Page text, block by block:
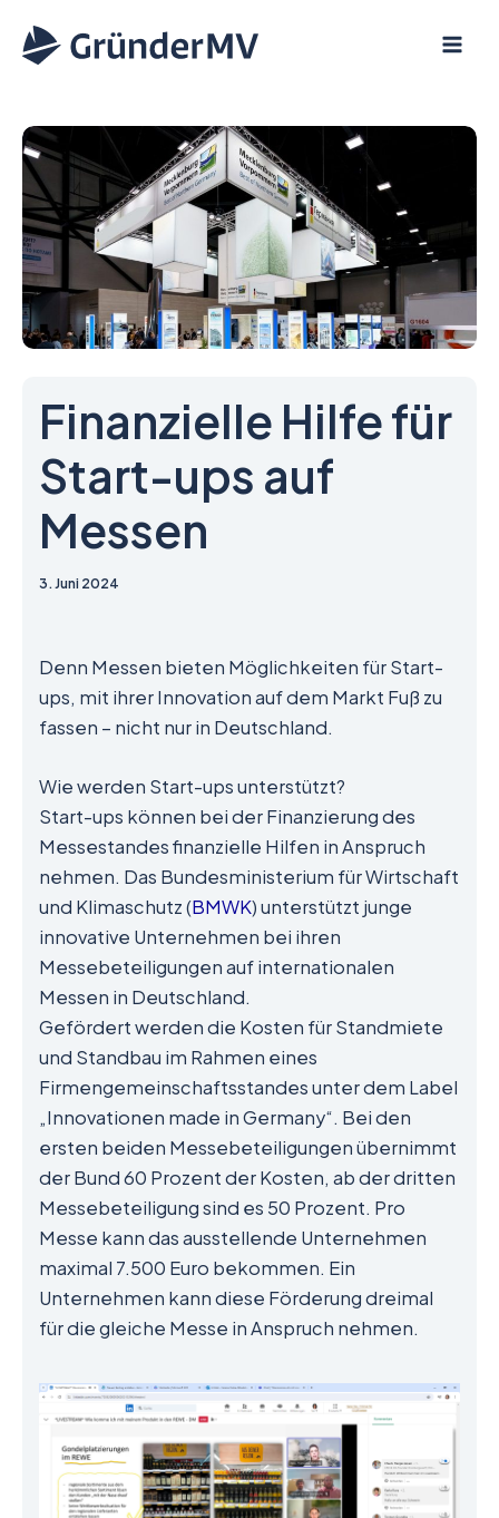
Inhalt
Finanzielle Hilfe für
Start-ups auf
Messen
3. Juni 2024
Denn Messen bieten Möglichkeiten für Start-
ups, mit ihrer Innovation auf dem Markt Fuß zu
fassen – nicht nur in Deutschland.
Wie werden Start-ups unterstützt?
Start-ups können bei der Finanzierung des
Messestandes finanzielle Hilfen in Anspruch
nehmen. Das Bundesministerium für Wirtschaft
und Klimaschutz (BMWK) unterstützt junge
innovative Unternehmen bei ihren
Messebeteiligungen auf internationalen
Messen in Deutschland.
Gefördert werden die Kosten für Standmiete
und Standbau im Rahmen eines
Firmengemeinschaftsstandes unter dem Label
„Innovationen made in Germany“. Bei den
ersten beiden Messebeteiligungen übernimmt
der Bund 60 Prozent der Kosten, ab der dritten
Messebeteiligung sind es 50 Prozent. Pro
Messe kann das ausstellende Unternehmen
maximal 7.500 Euro bekommen. Ein
Unternehmen kann diese Förderung dreimal
für die gleiche Messe in Anspruch nehmen.